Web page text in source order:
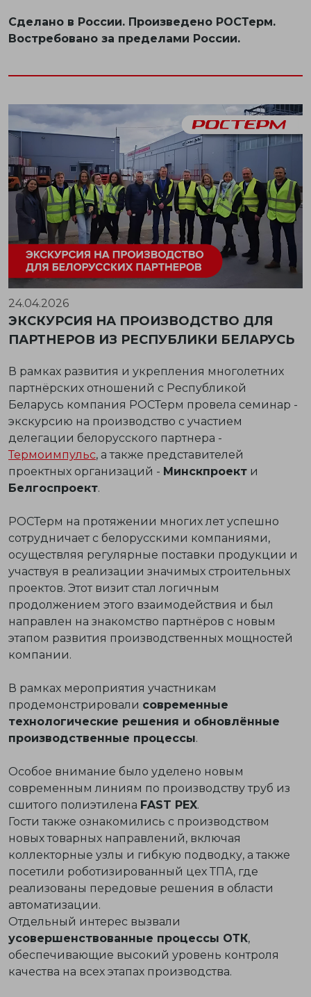
Сделано в России. Произведено РОСТерм.
Востребовано за пределами России.
24.04.2026
ЭКСКУРСИЯ НА ПРОИЗВОДСТВО ДЛЯ
ПАРТНЕРОВ ИЗ РЕСПУБЛИКИ БЕЛАРУСЬ
В рамках развития и укрепления многолетних
партнёрских отношений с Республикой
Беларусь компания РОСТерм провела семинар -
экскурсию на производство с участием
делегации белорусского партнера -
Термоимпульс, а также представителей
проектных организаций - Минскпроект и
Белгоспроект.
РОСТерм на протяжении многих лет успешно
сотрудничает с белорусскими компаниями,
осуществляя регулярные поставки продукции и
участвуя в реализации значимых строительных
проектов. Этот визит стал логичным
продолжением этого взаимодействия и был
направлен на знакомство партнёров с новым
этапом развития производственных мощностей
компании.
В рамках мероприятия участникам
продемонстрировали современные
технологические решения и обновлённые
производственные процессы.
Особое внимание было уделено новым
современным линиям по производству труб из
сшитого полиэтилена FAST PEX.
Гости также ознакомились с производством
новых товарных направлений, включая
коллекторные узлы и гибкую подводку, а также
посетили роботизированный цех ТПА, где
реализованы передовые решения в области
автоматизации.
Отдельный интерес вызвали
усовершенствованные процессы ОТК,
обеспечивающие высокий уровень контроля
качества на всех этапах производства.